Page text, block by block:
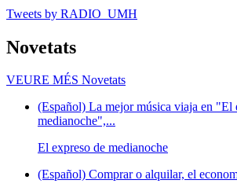
Tweets by RADIO_UMH
Novetats
VEURE MÉS Novetats
(Español) La mejor música viaja en "El
medianoche",...
El expreso de medianoche
(Español) Comprar o alquilar, el